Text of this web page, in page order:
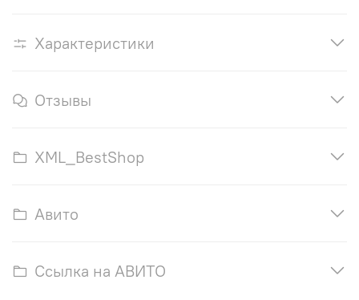
Характеристики
Отзывы
XML_BestShop
Авито
Ссылка на АВИТО